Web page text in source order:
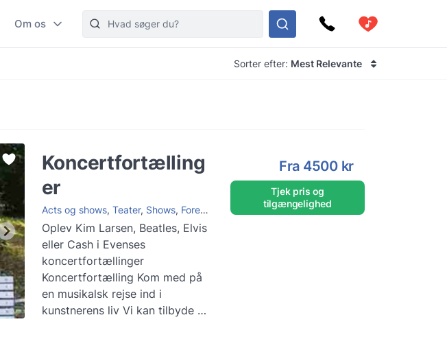
Om os
Sorter efter: Mest Relevante
Koncertfortælling
er
Acts og shows, Teater, Shows, Foredragsholder
Oplev Kim Larsen, Beatles, Elvis
eller Cash i Evenses
koncertfortællinger
Koncertfortælling Kom med på
en musikalsk rejse ind i
kunstnerens liv Vi kan tilbyde en
Fra 4500 kr
Tjek pris og
tilgængelighed